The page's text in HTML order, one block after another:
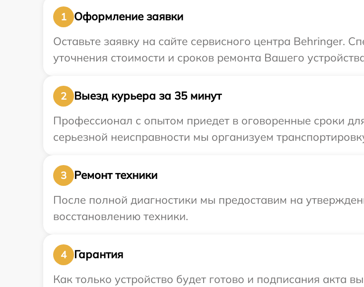
1
Оформление заявки
Оставьте заявку на сайте сервисного центра Behringer.
уточнения стоимости и сроков ремонта Вашего
2
Выезд курьера за 35 минут
Профессионал с опытом приедет в оговоренные сроки
серьезной неисправности мы организуем
3
Ремонт техники
После полной диагностики мы предоставим на
восстановлению техники.
4
Гарантия
Как только устройство будет готово и подписания акта